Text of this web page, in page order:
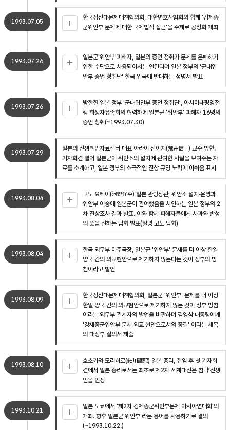
1993.07.05
한국정신대문제대책협의회, 대한변호사협회와 함께 '강제종
군위안부 문제에 대한 국제법적 접근'을 주제로 공청회 개최
1993.07.26
일본군'위안부'피해자, 일본의 증언 청취가 문제를 은폐하기
위한 수단으로 사용되어서는 안된다며 일본 정부의 '군대위
안부 증언 청취단' 한국 입국에 반대하는 성명서 발표
1993.07.26
방한한 일본 정부 '군대위안부 증언 청취단', 아시아태평양전
쟁 희생자유족회의 협력하에 일본군 '위안부' 피해자 16명의
증언 청취(~1993.07.30)
1993.07.29
일본의 전쟁책임자료센터 대표 아라이 신이치(荒井信一) 교수 방한.
기자회견 열어 일본군이 위안소의 설치에 관여한 사실을 보여주는 자
료를 소개하고, 일본 정부의 소극적인 진상 규명 노력에 아쉬움 표시
1993.08.04
고노 요헤이(河野洋平) 일본 관방장관, 위안소 설치·운영과
위안부 이송에 일본군이 관여했음을 시인하는 일본 정부의 2
차 진상조사 결과 발표. 이와 함께 피해자들에게 사과와 반성
의 뜻을 전하는 담화 발표(일명 고노 담화)
1993.08.04
한국 외무부 아주국장, 일본군 '위안부' 문제를 더 이상 한일
양국 간의 외교현안으로 제기하지 않는다는 것이 정부의 방
침이라고 발언
1993.08.09
한국정신대문제대책협의회, 일본군 '위안부' 문제를 더 이상
한일 양국 간의 외교현안으로 제기하지 않는 것이 정부 방침
이라는 외무부 관계자의 발언을 비판하며 김영삼 대통령에게
'강제종군위안부 문제 외교 현안으로서의 종결' 이라는 제목
의 대정부 질의서 제출
1993.08.10
호소카와 모리히로(細川護煕) 일본 총리, 취임 후 첫 기자회
견에서 일본 총리로서는 최초로 제2차 세계대전은 침략 전쟁
임을 인정
1993.10.21
일본 도쿄에서 '제2차 강제종군위안부문제 아시아연대회'의
개최. 향후 일본군'위안부'라는 용어를 사용하기로 결의
(~1993.10.22.)